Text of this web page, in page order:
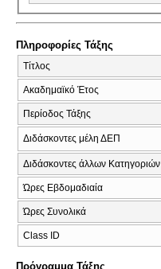
Πληροφορίες Τάξης
Τίτλος
Ακαδημαϊκό Έτος
Περίοδος Τάξης
Διδάσκοντες μέλη ΔΕΠ
Διδάσκοντες άλλων Κατηγοριών
Ώρες Εβδομαδιαία
Ώρες Συνολικά
Class ID
Πρόγραμμα Τάξης